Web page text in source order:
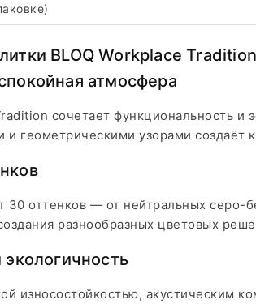
BLOQ Workplace
атмосфера
сочетает функциональность и
и геометрическими узорами создаёт
30 оттенков — от нейтральных серо-
разнообразных цветовых
износостойкостью, акустическим